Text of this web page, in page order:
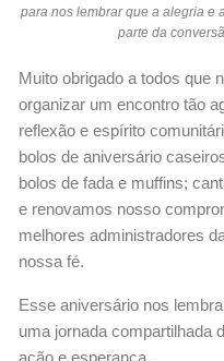
para nos lembrar que a alegria e
parte da
Muito obrigado a todos que
organizar um encontro tão
reflexão e espírito
bolos de aniversário
bolos de fada e muffins;
e renovamos nosso
melhores administradores
nossa fé.
Esse aniversário nos
uma jornada compartilhada
ação e esperança.